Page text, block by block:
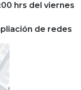
hrs del viernes
de redes